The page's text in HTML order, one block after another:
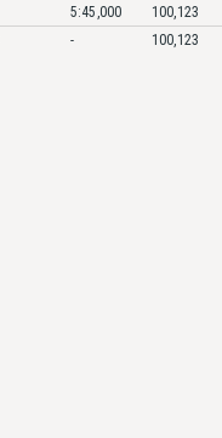
5:45,000
100,123
- 100,123